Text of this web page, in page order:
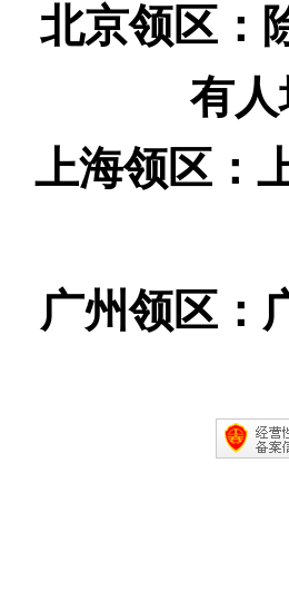
北京领区：
有
上海领区：
广州领区：